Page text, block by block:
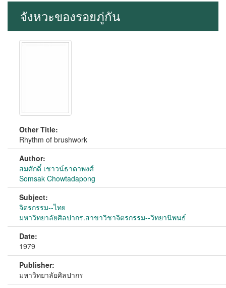
จังหวะของรอยภู่กัน
Other Title:
Rhythm of brushwork
Author:
สมศักดิ์ เชาวน์ธาดาพงศ์
Somsak Chowtadapong
Subject:
จิตรกรรม--ไทย
มหาวิทยาลัยศิลปากร.สาขาวิชาจิตรกรรม--วิทยานิพนธ์
Date:
1979
Publisher:
มหาวิทยาลัยศิลปากร